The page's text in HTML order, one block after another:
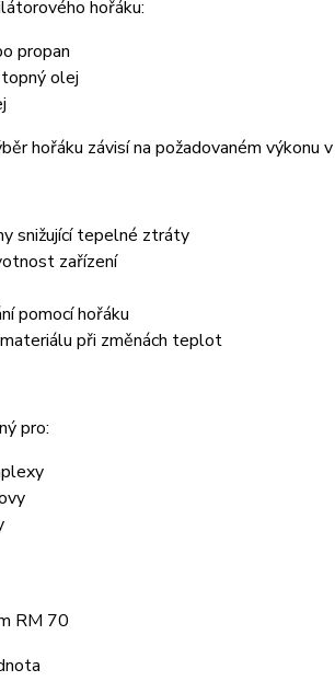
hořáku:
propan
olej
hořáku závisí na požadovaném
snižující tepelné ztráty
zařízení
pomocí hořáku
při změnách teplot
pro:
RM 70